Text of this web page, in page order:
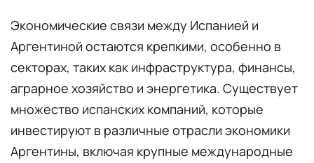
Экономические связи между Испанией и
Аргентиной остаются крепкими, особенно в
секторах, таких как инфраструктура, финансы,
аграрное хозяйство и энергетика. Существует
множество испанских компаний, которые
инвестируют в различные отрасли экономики
Аргентины, включая крупные международные